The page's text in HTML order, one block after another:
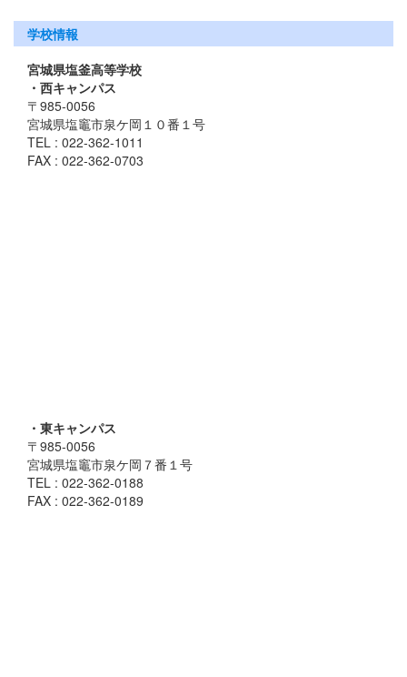
学校情報
宮城県塩釜高等学校
・西キャンパス
〒985-0056
宮城県塩竈市泉ケ岡１０番１号
TEL : 022-362-1011
FAX : 022-362-0703
・東キャンパス
〒985-0056
宮城県塩竈市泉ケ岡７番１号
TEL : 022-362-0188
FAX : 022-362-0189